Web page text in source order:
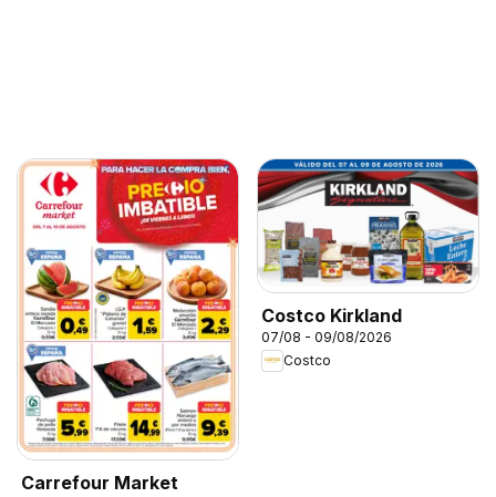
Carrefour Market
Costco Kirkland
07/08 - 09/08/2026
Costco